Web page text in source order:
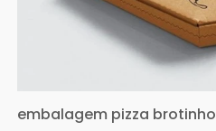
embalagem pizza brotinho